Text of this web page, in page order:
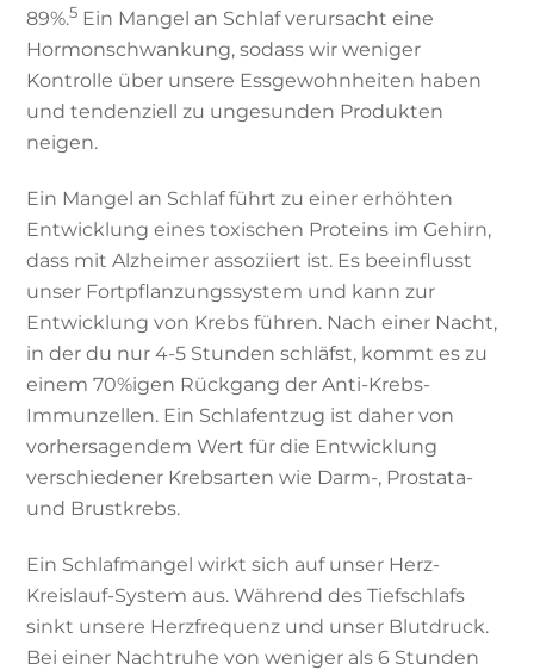
89%.5 Ein Mangel an Schlaf verursacht eine
Hormonschwankung, sodass wir weniger
Kontrolle über unsere Essgewohnheiten haben
und tendenziell zu ungesunden Produkten
neigen.
Ein Mangel an Schlaf führt zu einer erhöhten
Entwicklung eines toxischen Proteins im Gehirn,
dass mit Alzheimer assoziiert ist. Es beeinflusst
unser Fortpflanzungssystem und kann zur
Entwicklung von Krebs führen. Nach einer Nacht,
in der du nur 4-5 Stunden schläfst, kommt es zu
einem 70%igen Rückgang der Anti-Krebs-
Immunzellen. Ein Schlafentzug ist daher von
vorhersagendem Wert für die Entwicklung
verschiedener Krebsarten wie Darm-, Prostata-
und Brustkrebs.
Ein Schlafmangel wirkt sich auf unser Herz-
Kreislauf-System aus. Während des Tiefschlafs
sinkt unsere Herzfrequenz und unser Blutdruck.
Bei einer Nachtruhe von weniger als 6 Stunden